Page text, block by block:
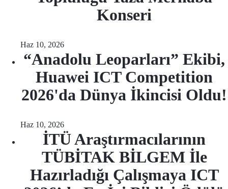
Konseri
Haz 10, 2026
“Anadolu Leoparları” Ekibi,
Huawei ICT Competition
2026'da Dünya İkincisi Oldu!
Haz 10, 2026
İTÜ Araştırmacılarının
TÜBİTAK BİLGEM İle
Hazırladığı Çalışmaya ICT